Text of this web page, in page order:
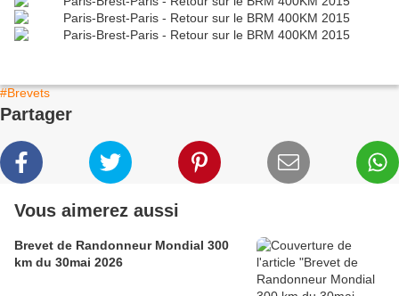
#Brevets
Partager
Vous aimerez aussi
Brevet de Randonneur Mondial 300
km du 30mai 2026